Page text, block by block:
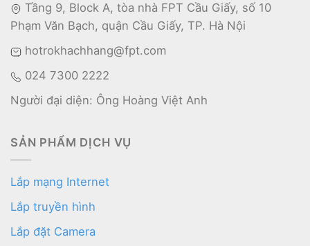
Tầng 9, Block A, tòa nhà FPT Cầu Giấy, số 10
Phạm Văn Bạch, quận Cầu Giấy, TP. Hà Nội
hotrokhachhang@fpt.com
024 7300 2222
Người đại diện: Ông Hoàng Việt Anh
SẢN PHẨM DỊCH VỤ
Lắp mạng Internet
Lắp truyền hình
Lắp đặt Camera